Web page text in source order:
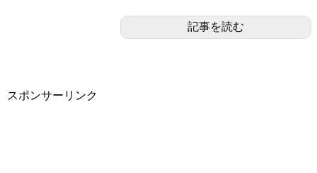
記事を読む
スポンサーリンク